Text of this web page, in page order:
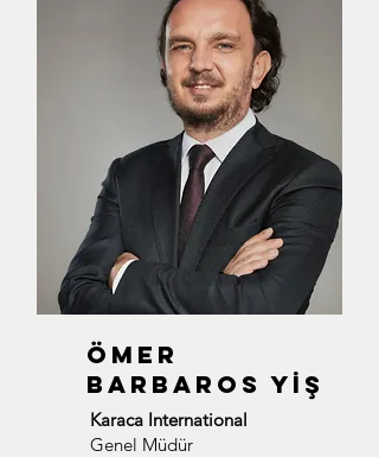
ÖMER
BARBAROS YİŞ
Karaca International
Genel Müdür